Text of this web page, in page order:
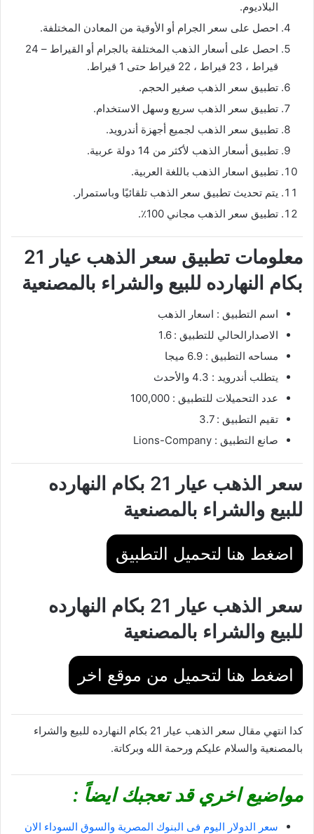
البلاديوم.
احصل على سعر الجرام أو الأوقية من المعادن المختلفة.
احصل على أسعار الذهب المختلفة بالجرام أو القيراط – 24
قيراط ، 23 قيراط ، 22 قيراط حتى 1 قيراط.
تطبيق سعر الذهب صغير الحجم.
تطبيق سعر الذهب سريع وسهل الاستخدام.
تطبيق سعر الذهب لجميع أجهزة أندرويد.
تطبيق أسعار الذهب لأكثر من 14 دولة عربية.
تطبيق اسعار الذهب باللغة العربية.
يتم تحديث تطبيق سعر الذهب تلقائيًا وباستمرار.
تطبيق سعر الذهب مجاني 100٪.
معلومات تطبيق سعر الذهب عيار 21
بكام النهارده للبيع والشراء بالمصنعية
اسم التطبيق : اسعار الذهب
الاصدارالحالي للتطبيق : 1.6
مساحه التطبيق : 6.9 ميجا
يتطلب أندرويد : 4.3 والأحدث
عدد التحميلات للتطبيق : 100,000
تقيم التطبيق : 3.7
صانع التطبيق : Lions-Company
سعر الذهب عيار 21 بكام النهارده
للبيع والشراء بالمصنعية
اضغط هنا لتحميل التطبيق
سعر الذهب عيار 21 بكام النهارده
للبيع والشراء بالمصنعية
اضغط هنا لتحميل من موقع اخر
كدا انتهي مقال سعر الذهب عيار 21 بكام النهارده للبيع والشراء
بالمصنعية والسلام عليكم ورحمة الله وبركاتة.
مواضيع اخري قد تعجبك ايضاً :
سعر الدولار اليوم فى البنوك المصرية والسوق السوداء الان